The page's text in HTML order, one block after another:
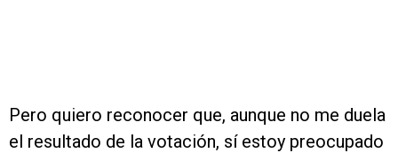
Pero quiero reconocer que, aunque no me duela
el resultado de la votación, sí estoy preocupado